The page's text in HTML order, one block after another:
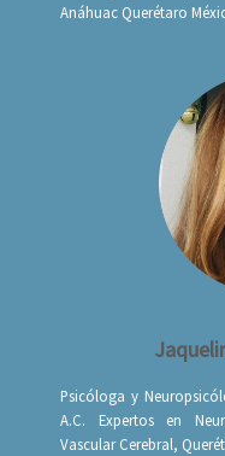
Anáhuac Querétaro
Psicóloga y
A.C. Expertos en
Vascular Cerebral,